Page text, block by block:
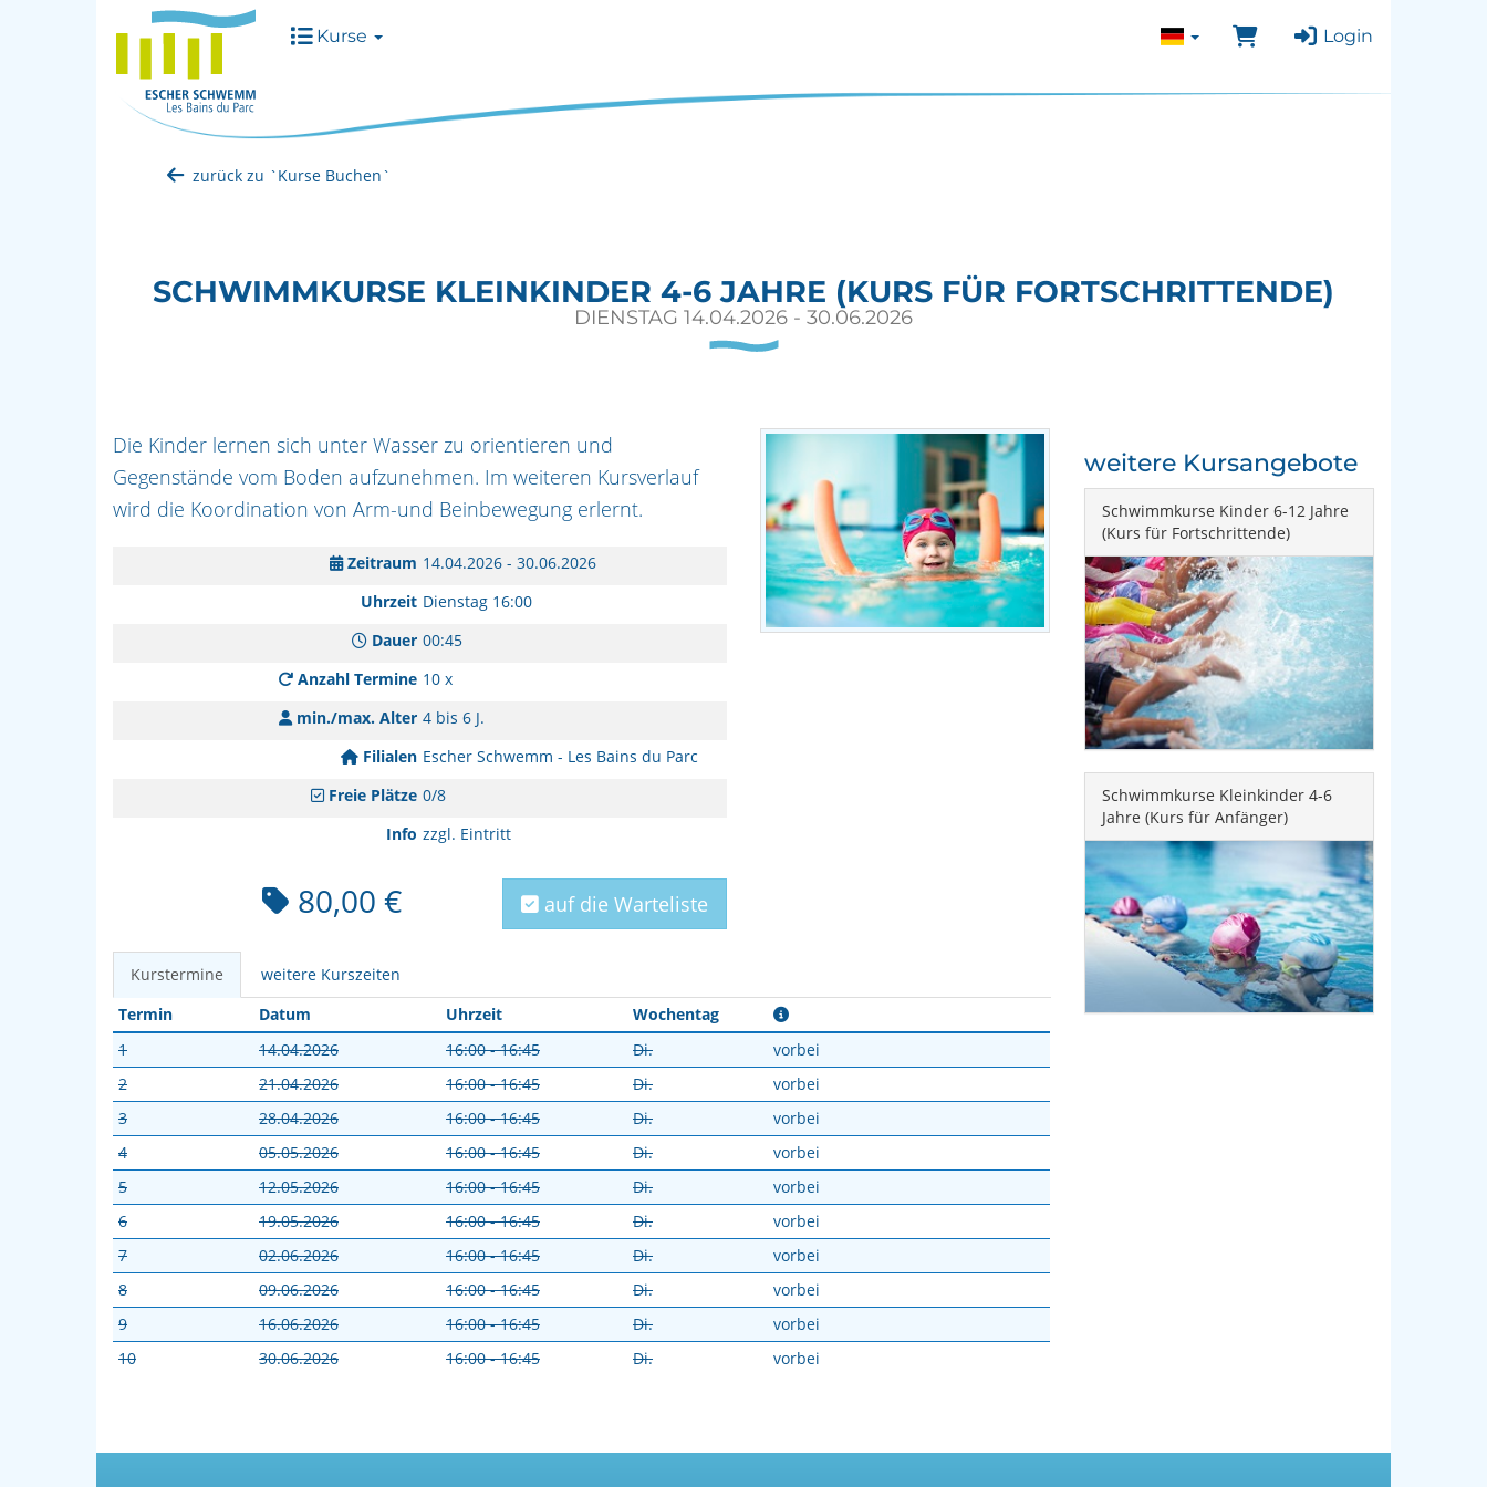
Kurse Login
zurück zu `Kurse Buchen`
SCHWIMMKURSE KLEINKINDER 4-6 JAHRE (KURS FÜR FORTSCHRITTENDE)
DIENSTAG 14.04.2026 - 30.06.2026
Die Kinder lernen sich unter Wasser zu orientieren und
Gegenstände vom Boden aufzunehmen. Im weiteren Kursverlauf
wird die Koordination von Arm-und Beinbewegung erlernt.
Zeitraum 14.04.2026 - 30.06.2026
Uhrzeit Dienstag 16:00
Dauer 00:45
Anzahl Termine 10 x
min./max. Alter 4 bis 6 J.
Filialen Escher Schwemm - Les Bains du Parc
Freie Plätze 0/8
Info zzgl. Eintritt
80,00 € auf die Warteliste
Kurstermine
weitere Kurszeiten
Termin
Datum Uhrzeit
Wochentag
1
14.04.2026 16:00 - 16:45 Di.
vorbei
2
21.04.2026 16:00 - 16:45 Di.
vorbei
3
28.04.2026 16:00 - 16:45 Di.
vorbei
4
05.05.2026 16:00 - 16:45 Di.
vorbei
5
12.05.2026 16:00 - 16:45 Di.
vorbei
6
19.05.2026 16:00 - 16:45 Di.
vorbei
7
02.06.2026 16:00 - 16:45 Di.
vorbei
8
09.06.2026 16:00 - 16:45 Di.
vorbei
9
16.06.2026 16:00 - 16:45 Di.
vorbei
10
30.06.2026 16:00 - 16:45 Di. vorbei
weitere Kursangebote
Schwimmkurse Kinder 6-12 Jahre
(Kurs für Fortschrittende)
Schwimmkurse Kleinkinder 4-6
Jahre (Kurs für Anfänger)